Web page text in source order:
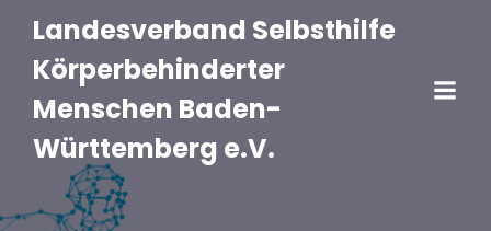
Landesverband Selbsthilfe
Körperbehinderter
Menschen Baden-
Württemberg e.V.